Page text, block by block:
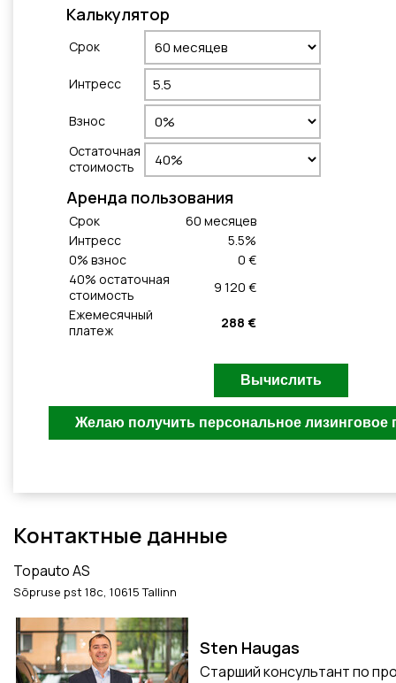
Калькулятор
Cрок
Интресс
Взнос
Остаточная
стоимость
Aренда пользования
Cрок 60 месяцeв
Интресс
5.5%
0% взнос
0 €
40% остаточная
стоимость
9 120 €
Ежемесячный
платеж
288 €
Контактные данные
Topauto AS
Sõpruse pst 18c, 10615 Tallinn
Sten Haugas
Старший консультант по